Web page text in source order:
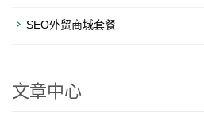
SEO外贸商城套餐
文章中心